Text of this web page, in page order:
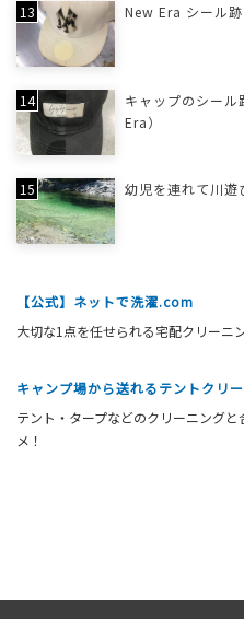
New Era シール
キャップのシー
Era）
幼児を連れて川遊
【公式】ネットで洗濯.com
大切な1点を任せられる宅配クリーニ
キャンプ場から送れるテントクリ
テント・タープなどのクリーニング
メ！